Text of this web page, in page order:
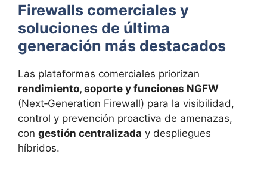
Firewalls comerciales y
soluciones de última
generación más destacados
Las plataformas comerciales priorizan
rendimiento, soporte y funciones NGFW
(Next‑Generation Firewall) para la visibilidad,
control y prevención proactiva de amenazas,
con gestión centralizada y despliegues
híbridos.